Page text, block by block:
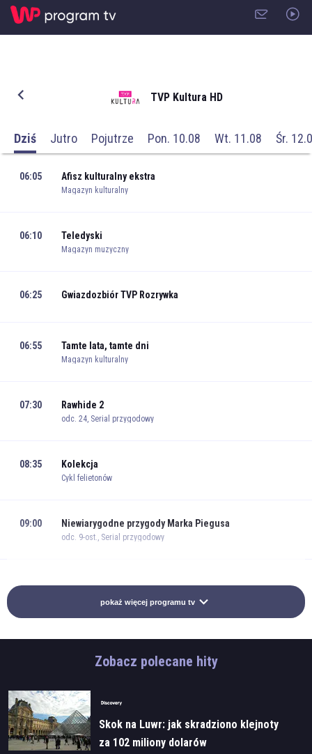
TVP Kultura HD
Dziś Jutro Pojutrze Pon. 10.08 Wt. 11.08 Śr.
06:05 Afisz kulturalny ekstra
Magazyn kulturalny
06:10 Teledyski
Magazyn muzyczny
06:25 Gwiazdozbiór TVP Rozrywka
06:55 Tamte lata, tamte dni
Magazyn kulturalny
07:30 Rawhide 2
odc. 24, Serial przygodowy
08:35 Kolekcja
Cykl felietonów
09:00 Niewiarygodne przygody Marka Piegusa
odc. 9-ost., Serial przygodowy
pokaż więcej programu tv
Zobacz polecane hity
Skok na Luwr: jak skradziono klejnoty
za 102 miliony dolarów